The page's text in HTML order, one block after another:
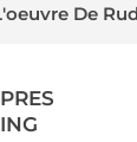
De